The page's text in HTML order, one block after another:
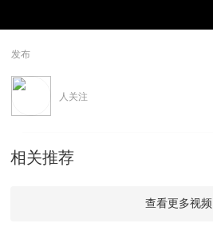
发布
人关注
相关推荐
查看更多视频